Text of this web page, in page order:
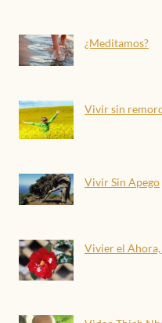
¿Meditamos?
Vivir sin
Vivir Sin Apego
Vivier el